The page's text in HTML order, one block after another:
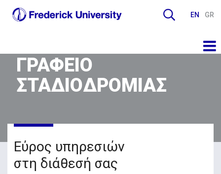
EN GR
ΓΡΑΦΕΙΟ
ΣΤΑΔΙΟΔΡΟΜΙΑΣ
Εύρος υπηρεσιών
στη διάθεσή σας